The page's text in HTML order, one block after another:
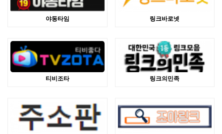
야동타임 링크바로넷
티비조타 링크의민족